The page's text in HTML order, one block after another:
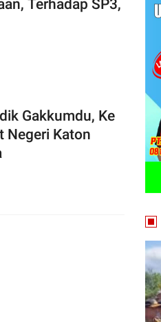
Terhadap SP3,
Gakkumdu, Ke
Negeri Katon